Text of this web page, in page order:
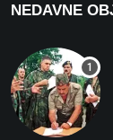
NEDAVNE